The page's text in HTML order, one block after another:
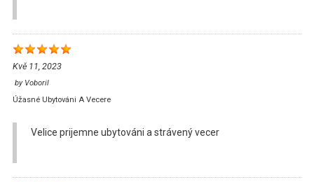
Kvě 11, 2023
by Voboril
Úžasné Ubytováni A Vecere
Velice prijemne ubytováni a strávený vecer